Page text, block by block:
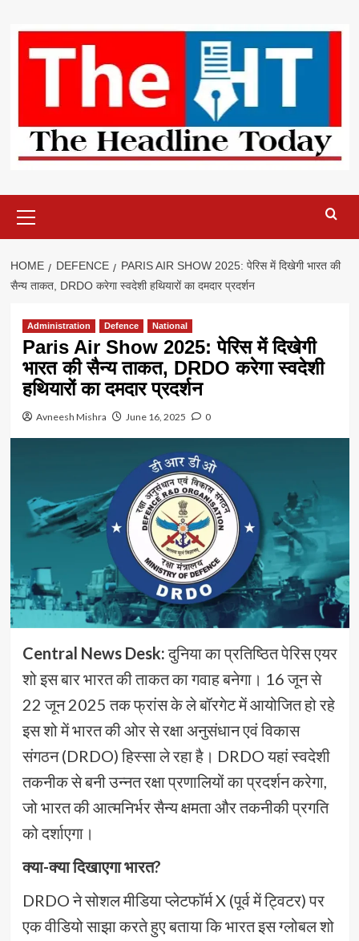
content
Menu
HOME DEFENCE
PARIS AIR SHOW 2025: पेरिस में दिखेगी भारत की
सैन्य ताकत, DRDO करेगा स्वदेशी हथियारों का दमदार प्रदर्शन
Administration Defence National
Paris Air Show 2025: पेरिस में दिखेगी
भारत की सैन्य ताकत, DRDO करेगा स्वदेशी
हथियारों का दमदार प्रदर्शन
Avneesh Mishra June 16, 2025 0
Central News Desk:दुनिया का प्रतिष्ठित पेरिस एयर
शो इस बार भारत की ताकत का गवाह बनेगा। 16 जून से
22 जून 2025 तक फ्रांस के ले बॉरगेट में आयोजित हो रहे
इस शो में भारत की ओर से रक्षा अनुसंधान एवं विकास
संगठन (DRDO) हिस्सा ले रहा है। DRDO यहां स्वदेशी
तकनीक से बनी उन्नत रक्षा प्रणालियों का प्रदर्शन करेगा,
जो भारत की आत्मनिर्भर सैन्य क्षमता और तकनीकी प्रगति
को दर्शाएगा।
क्या-क्या दिखाएगा भारत?
DRDO ने सोशल मीडिया प्लेटफॉर्म X (पूर्व में ट्विटर) पर
एक वीडियो साझा करते हुए बताया कि भारत इस ग्लोबल शो